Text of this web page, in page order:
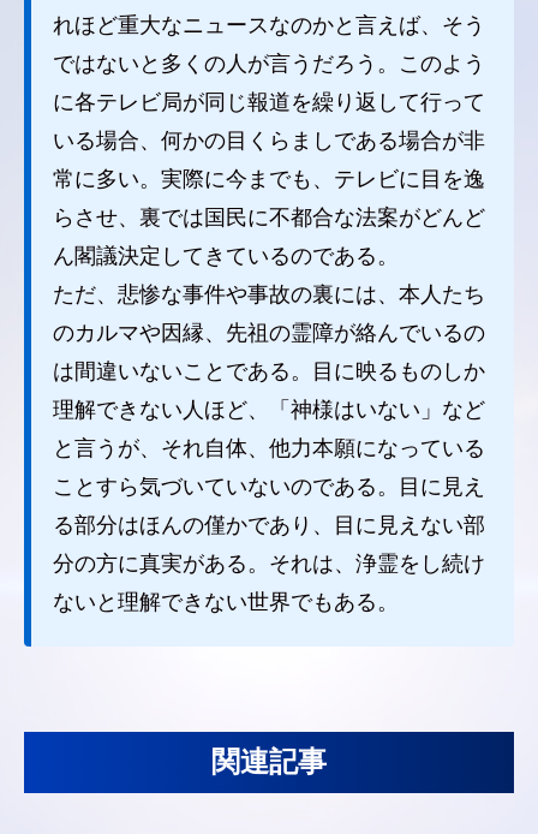
れほど重大なニュースなのかと言えば、そう
ではないと多くの人が言うだろう。このよう
に各テレビ局が同じ報道を繰り返して行って
いる場合、何かの目くらましである場合が非
常に多い。実際に今までも、テレビに目を逸
らさせ、裏では国民に不都合な法案がどんど
ん閣議決定してきているのである。
ただ、悲惨な事件や事故の裏には、本人たち
のカルマや因縁、先祖の霊障が絡んでいるの
は間違いないことである。目に映るものしか
理解できない人ほど、「神様はいない」など
と言うが、それ自体、他力本願になっている
ことすら気づいていないのである。目に見え
る部分はほんの僅かであり、目に見えない部
分の方に真実がある。それは、浄霊をし続け
ないと理解できない世界でもある。
関連記事